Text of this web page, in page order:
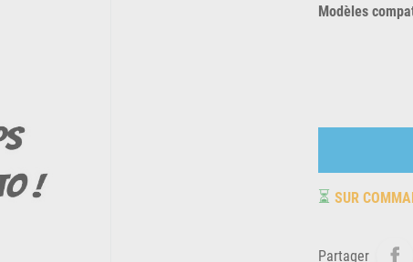
Modèles
⏳ SUR
Partager